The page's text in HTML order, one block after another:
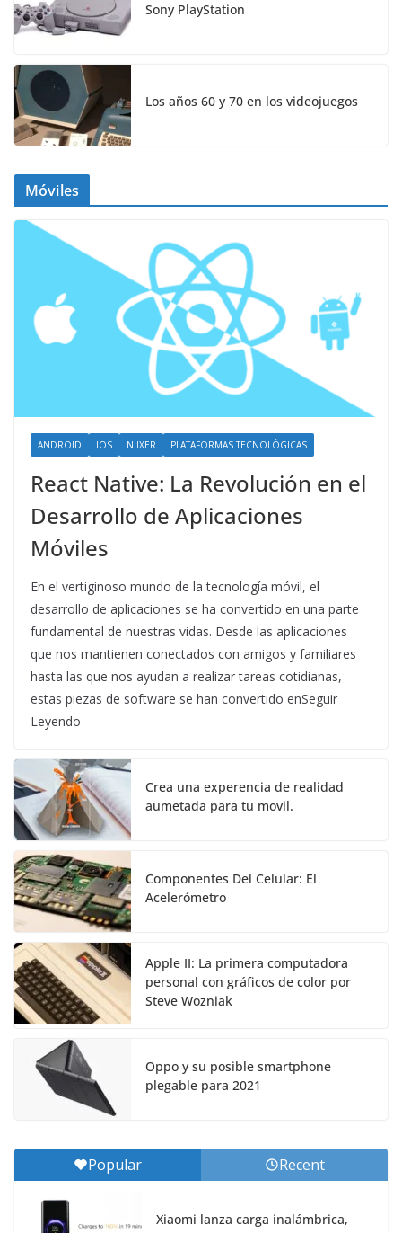
Sony PlayStation
Los años 60 y 70 en los videojuegos
Móviles
ANDROID IOS NIIXER PLATAFORMAS TECNOLÓGICAS
React Native: La Revolución en el
Desarrollo de Aplicaciones
Móviles
En el vertiginoso mundo de la tecnología móvil, el
desarrollo de aplicaciones se ha convertido en una parte
fundamental de nuestras vidas. Desde las aplicaciones
que nos mantienen conectados con amigos y familiares
hasta las que nos ayudan a realizar tareas cotidianas,
estas piezas de software se han convertido enSeguir
Leyendo
Crea una experencia de realidad
aumetada para tu movil.
Componentes Del Celular: El
Acelerómetro
Apple II: La primera computadora
personal con gráficos de color por
Steve Wozniak
Oppo y su posible smartphone
plegable para 2021
Popular Recent
Xiaomi lanza carga inalámbrica,